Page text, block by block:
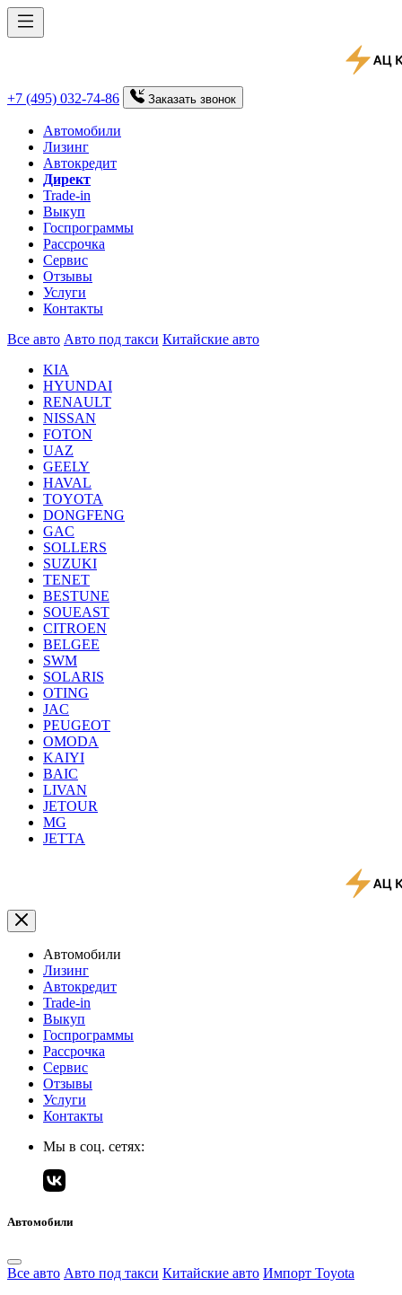
+7 (495) 032-74-86 Заказать звонок
Автомобили
Лизинг
Автокредит
Директ
Trade-in
Выкуп
Госпрограммы
Рассрочка
Сервис
Отзывы
Услуги
Контакты
Все авто Авто под такси Китайские авто
KIA
HYUNDAI
RENAULT
NISSAN
FOTON
UAZ
GEELY
HAVAL
TOYOTA
DONGFENG
GAC
SOLLERS
SUZUKI
TENET
BESTUNE
SOUEAST
CITROEN
BELGEE
SWM
SOLARIS
OTING
JAC
PEUGEOT
OMODA
KAIYI
BAIC
LIVAN
JETOUR
MG
JETTA
Автомобили
Лизинг
Автокредит
Trade-in
Выкуп
Госпрограммы
Рассрочка
Сервис
Отзывы
Услуги
Контакты
Мы в соц. сетях:
Автомобили
Все авто Авто под такси Китайские авто Импорт Toyota